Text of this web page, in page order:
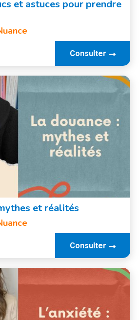
et astuces pour prendre
Consulter
et réalités
Consulter